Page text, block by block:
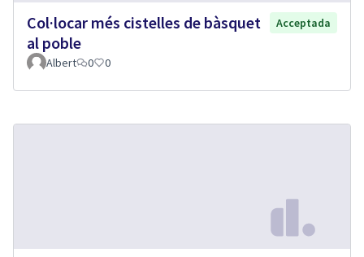
Col·locar més cistelles de bàsquet
al poble
Acceptada
Albert 0 0